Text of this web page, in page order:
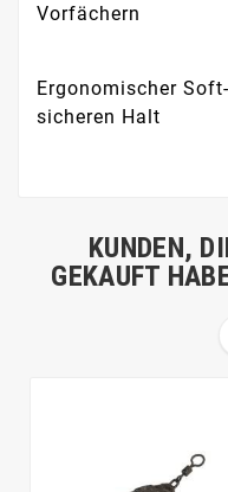
Vorfächern
Ergonomischer
sicheren Halt
KUNDEN,
GEKAUFT